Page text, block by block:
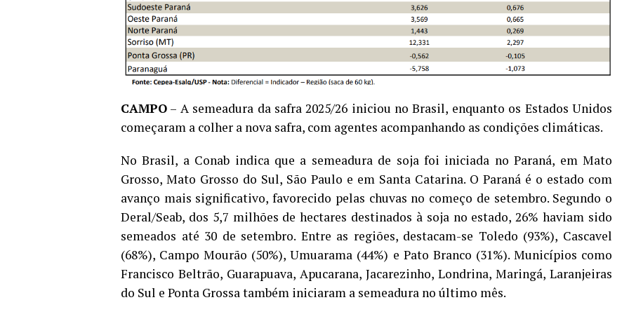
CAMPO – A semeadura da safra 2025/26 iniciou no Brasil, enquanto os Estados Unidos
começaram a colher a nova safra, com agentes acompanhando as condições climáticas.
No Brasil, a Conab indica que a semeadura de soja foi iniciada no Paraná, em Mato
Grosso, Mato Grosso do Sul, São Paulo e em Santa Catarina. O Paraná é o estado com
avanço mais significativo, favorecido pelas chuvas no começo de setembro. Segundo o
Deral/Seab, dos 5,7 milhões de hectares destinados à soja no estado, 26% haviam sido
semeados até 30 de setembro. Entre as regiões, destacam-se Toledo (93%), Cascavel
(68%), Campo Mourão (50%), Umuarama (44%) e Pato Branco (31%). Municípios como
Francisco Beltrão, Guarapuava, Apucarana, Jacarezinho, Londrina, Maringá, Laranjeiras
do Sul e Ponta Grossa também iniciaram a semeadura no último mês.